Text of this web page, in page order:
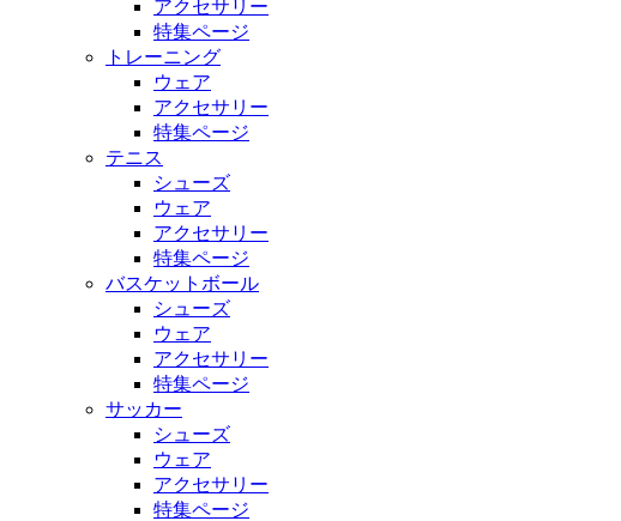
アクセサリー
特集ページ
トレーニング
ウェア
アクセサリー
特集ページ
テニス
シューズ
ウェア
アクセサリー
特集ページ
バスケットボール
シューズ
ウェア
アクセサリー
特集ページ
サッカー
シューズ
ウェア
アクセサリー
特集ページ